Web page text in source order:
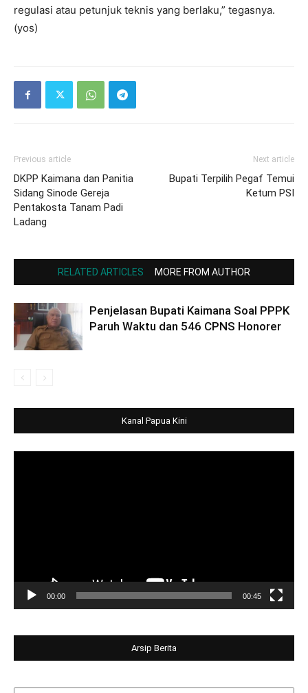
regulasi atau petunjuk teknis yang berlaku,” tegasnya.
(yos)
Previous article
DKPP Kaimana dan Panitia
Sidang Sinode Gereja
Pentakosta Tanam Padi
Ladang
Next article
Bupati Terpilih Pegaf Temui
Ketum PSI
RELATED ARTICLES MORE FROM AUTHOR
Penjelasan Bupati Kaimana Soal PPPK
Paruh Waktu dan 546 CPNS Honorer
Kanal Papua Kini
00:00 00:45
Arsip Berita
Arsip